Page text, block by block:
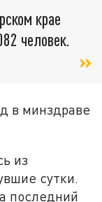
крае
человек.
в минздраве
из
сутки.
последний